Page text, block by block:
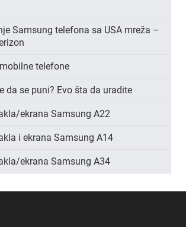
Samsung telefona sa USA mreža –
telefone
da se puni? Evo šta da uradite
ekrana Samsung A22
i ekrana Samsung A14
ekrana Samsung A34